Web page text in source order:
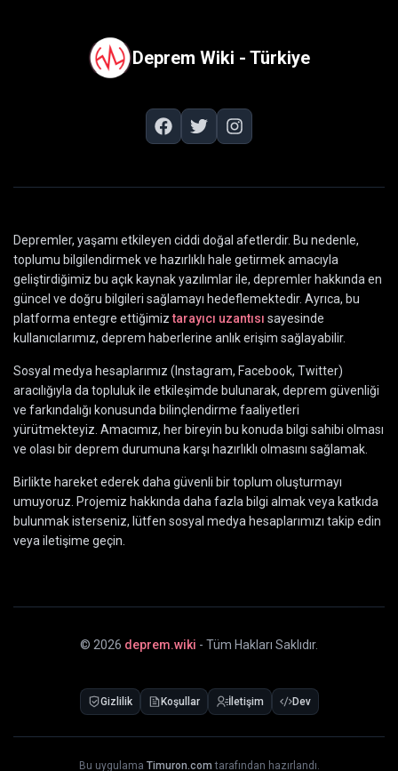
Deprem Wiki - Türkiye
Depremler, yaşamı etkileyen ciddi doğal afetlerdir. Bu nedenle,
toplumu bilgilendirmek ve hazırlıklı hale getirmek amacıyla
geliştirdiğimiz bu açık kaynak yazılımlar ile, depremler hakkında en
güncel ve doğru bilgileri sağlamayı hedeflemektedir. Ayrıca, bu
platforma entegre ettiğimiz tarayıcı uzantısı sayesinde
kullanıcılarımız, deprem haberlerine anlık erişim sağlayabilir.
Sosyal medya hesaplarımız (Instagram, Facebook, Twitter)
aracılığıyla da topluluk ile etkileşimde bulunarak, deprem güvenliği
ve farkındalığı konusunda bilinçlendirme faaliyetleri
yürütmekteyiz. Amacımız, her bireyin bu konuda bilgi sahibi olması
ve olası bir deprem durumuna karşı hazırlıklı olmasını sağlamak.
Birlikte hareket ederek daha güvenli bir toplum oluşturmayı
umuyoruz. Projemiz hakkında daha fazla bilgi almak veya katkıda
bulunmak isterseniz, lütfen sosyal medya hesaplarımızı takip edin
veya iletişime geçin.
© 2026 deprem.wiki - Tüm Hakları Saklıdır.
Gizlilik Koşullar İletişim Dev
Bu uygulama Timuron.com tarafından hazırlandı.